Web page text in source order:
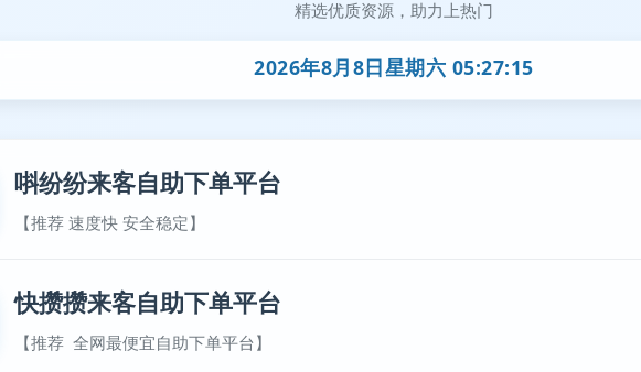
精选优质资源，助力上热门
2026年8月8日星期六 05:27:16
唞纷纷来客自助下单平台
【推荐 速度快 安全稳定】
快攒攒来客自助下单平台
【推荐 全网最便宜自助下单平台】